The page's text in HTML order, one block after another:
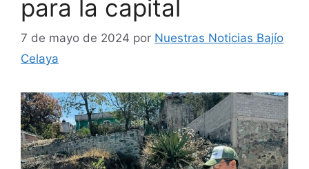
para la capital
7 de mayo de 2024 por Nuestras Noticias Bajío
Celaya